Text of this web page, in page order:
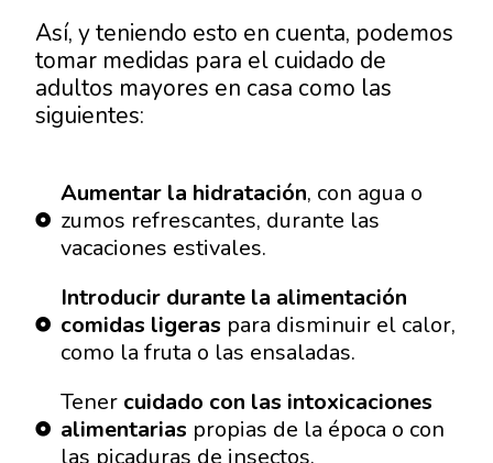
Así, y teniendo esto en cuenta, podemos
tomar medidas para el cuidado de
adultos mayores en casa como las
siguientes:
Aumentar la hidratación, con agua o
zumos refrescantes, durante las
vacaciones estivales.
Introducir durante la alimentación
comidas ligeras para disminuir el calor,
como la fruta o las ensaladas.
Tener cuidado con las intoxicaciones
alimentarias propias de la época o con
las picaduras de insectos.